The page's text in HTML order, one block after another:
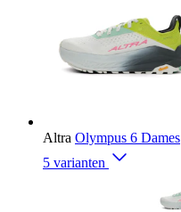
Altra Olympus 6 Dames
5 varianten